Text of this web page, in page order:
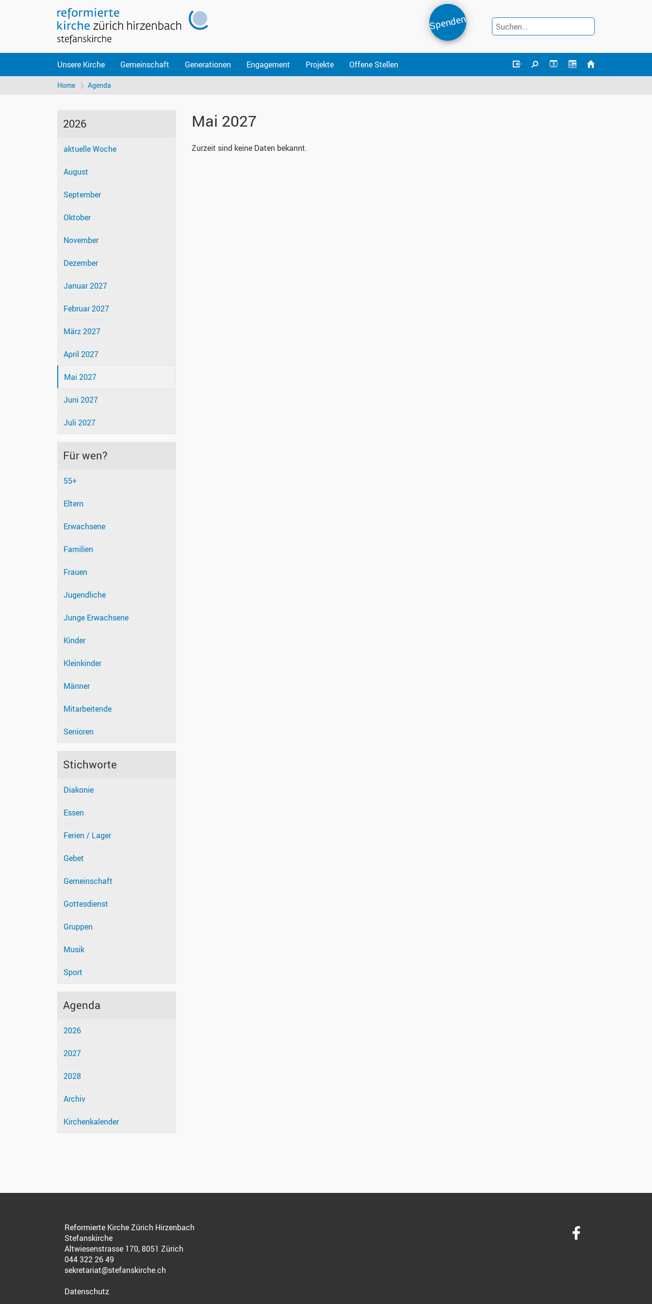
Spenden
9
Unsere Kirche Gemeinschaft Generationen Engagement Projekte Offene Stellen
Home Agenda
2026
aktuelle Woche
August
September
Oktober
November
Dezember
Januar 2027
Februar 2027
März 2027
April 2027
Mai 2027
Juni 2027
Juli 2027
Für wen?
55+
Eltern
Erwachsene
Familien
Frauen
Jugendliche
Junge Erwachsene
Kinder
Kleinkinder
Männer
Mitarbeitende
Senioren
Stichworte
Diakonie
Essen
Ferien / Lager
Gebet
Gemeinschaft
Gottesdienst
Gruppen
Musik
Sport
Agenda
2026
2027
2028
Archiv
Kirchenkalender
Mai 2027
Zurzeit sind keine Daten bekannt.
Reformierte Kirche Zürich Hirzenbach
Stefanskirche
Altwiesenstrasse 170, 8051 Zürich
044 322 26 49
sekretariat@stefanskirche.ch
Datenschutz